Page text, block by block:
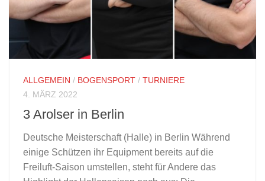
ALLGEMEIN / BOGENSPORT / TURNIERE
4. MÄRZ 2022
3 Arolser in Berlin
Deutsche Meisterschaft (Halle) in Berlin Während
einige Schützen ihr Equipment bereits auf die
Freiluft-Saison umstellen, steht für Andere das